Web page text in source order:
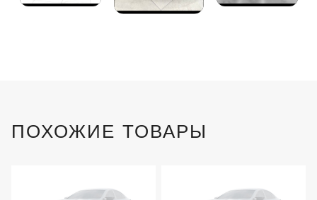
ПОХОЖИЕ ТОВАРЫ